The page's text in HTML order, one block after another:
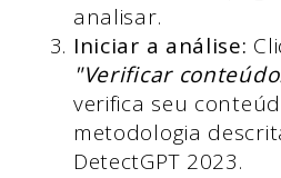
analisar.
Iniciar a análise:
"Verificar
verifica seu
metodologia
DetectGPT 2023.